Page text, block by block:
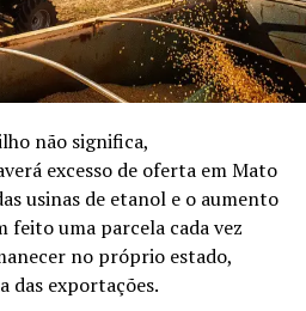
mapas de satélite, o
registros em cartório é
sucessório familiar. O
áreas de reserva legal e
a segurança jurídica da
ao patrimônio e agilidade na
gerações.
.
inteligência artificial e revisão
não vem
não significa,
excesso de oferta em Mato
usinas de etanol e o aumento
uma parcela cada vez
no próprio estado,
das exportações.